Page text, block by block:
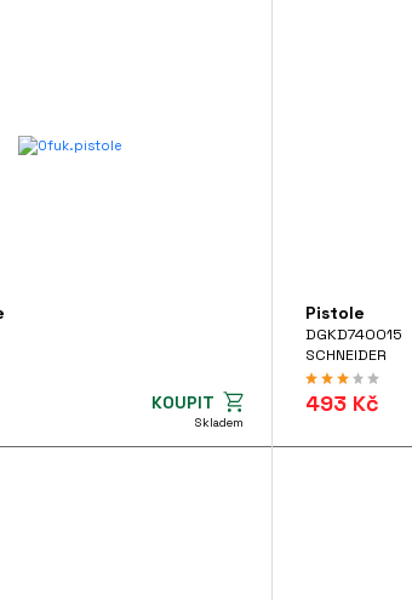
KOUPIT
Skladem
Pistole
DGKD740015
SCHNEIDER
493 Kč